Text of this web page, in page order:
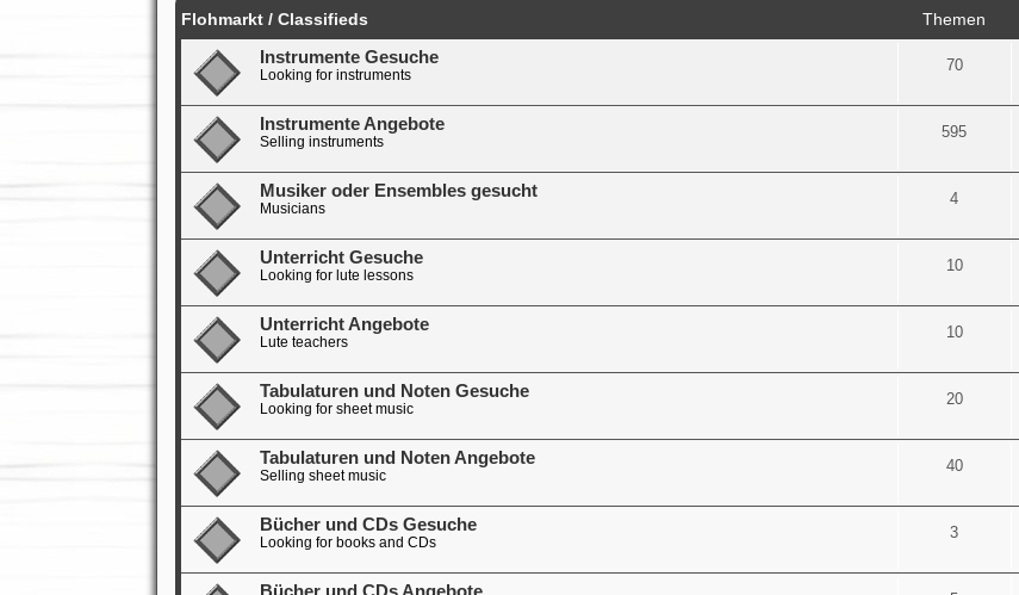
Flohmarkt / Classifieds Themen
Instrumente Gesuche
Looking for instruments
70
Instrumente Angebote
Selling instruments
595
Musiker oder Ensembles gesucht
Musicians
4
Unterricht Gesuche
Looking for lute lessons
10
Unterricht Angebote
Lute teachers
10
Tabulaturen und Noten Gesuche
Looking for sheet music
20
Tabulaturen und Noten Angebote
Selling sheet music
40
Bücher und CDs Gesuche
Looking for books and CDs
3
Bücher und CDs Angebote